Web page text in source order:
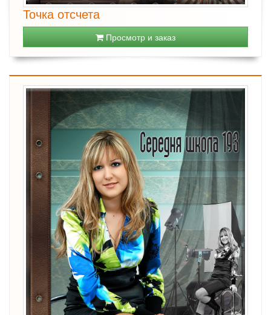
Точка отсчета
Просмотр и заказ